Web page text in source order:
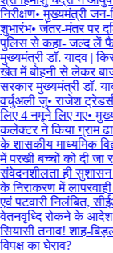
•मुख्यमंत्री जन-
•जंतर-मंतर पर
से कहा- जल्द लें
डॉ. यादव |
में बोहनी से लेकर
मुख्यमंत्री डॉ.
जु•राजेश
4 नमूने लिए गए•
ने किया ग्राम
शासकीय माध्यमिक
परखी बच्चों को दी जा
ही
निराकरण में
पटवारी निलंबित,
रोकने के
तनाव! शाह-
का घेराव?